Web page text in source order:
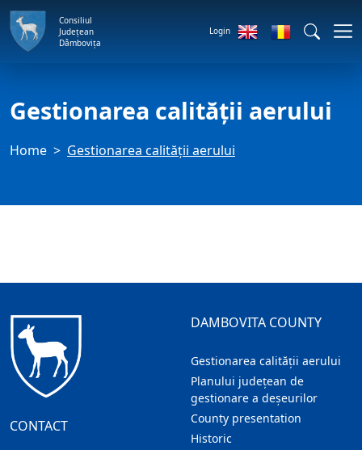
Consiliul
Județean
Dâmbovița
Login
Gestionarea calității aerului
Home Gestionarea calității aerului
CONTACT
DAMBOVITA COUNTY
Gestionarea calității aerului
Planului județean de
gestionare a deșeurilor
County presentation
Historic